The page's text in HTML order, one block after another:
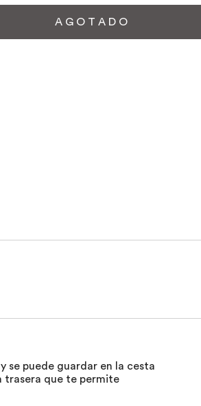
A G O T A D O
se puede guardar en la cesta
trasera que te permite